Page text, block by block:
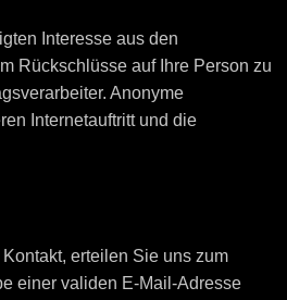
Interesse aus den
Rückschlüsse auf Ihre Person zu
Anonyme
Internetauftritt und die
erteilen Sie uns zum
einer validen E-Mail-Adresse